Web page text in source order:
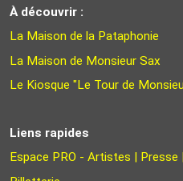
À découvrir :
La Maison de la Pataphonie
La Maison de Monsieur Sax
Le Kiosque "Le Tour de
Liens rapides
Espace PRO - Artistes | Presse